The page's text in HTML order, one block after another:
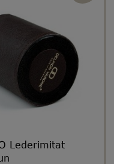
Lederimitat